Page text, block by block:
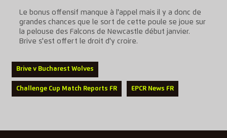
Le bonus offensif manque à l'appel mais il y a donc de
grandes chances que le sort de cette poule se joue sur
la pelouse des Falcons de Newcastle début janvier.
Brive s'est offert le droit d'y croire.
Brive v Bucharest Wolves
Challenge Cup Match Reports FR EPCR News FR